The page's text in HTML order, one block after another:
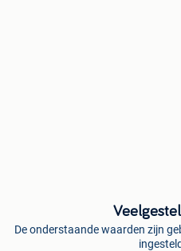
De onderstaande waarden zijn